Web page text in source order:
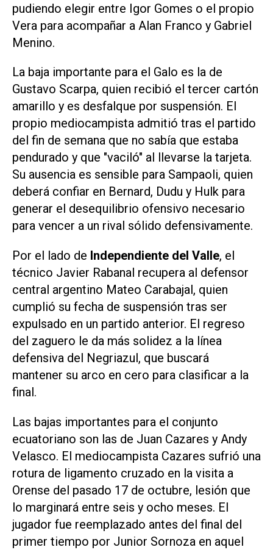
pudiendo elegir entre Igor Gomes o el propio
Vera para acompañar a Alan Franco y Gabriel
Menino.
La baja importante para el Galo es la de
Gustavo Scarpa, quien recibió el tercer cartón
amarillo y es desfalque por suspensión. El
propio mediocampista admitió tras el partido
del fin de semana que no sabía que estaba
pendurado y que "vaciló" al llevarse la tarjeta.
Su ausencia es sensible para Sampaoli, quien
deberá confiar en Bernard, Dudu y Hulk para
generar el desequilibrio ofensivo necesario
para vencer a un rival sólido defensivamente.
Por el lado de Independiente del Valle, el
técnico Javier Rabanal recupera al defensor
central argentino Mateo Carabajal, quien
cumplió su fecha de suspensión tras ser
expulsado en un partido anterior. El regreso
del zaguero le da más solidez a la línea
defensiva del Negriazul, que buscará
mantener su arco en cero para clasificar a la
final.
Las bajas importantes para el conjunto
ecuatoriano son las de Juan Cazares y Andy
Velasco. El mediocampista Cazares sufrió una
rotura de ligamento cruzado en la visita a
Orense del pasado 17 de octubre, lesión que
lo marginará entre seis y ocho meses. El
jugador fue reemplazado antes del final del
primer tiempo por Junior Sornoza en aquel